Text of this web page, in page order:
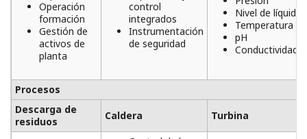
Operación
formación
Gestión de
activos de
planta
control
integrados
Instrumentación
de seguridad
Nivel de líquido
Temperatura
pH
Conductividad
Procesos
Descarga de
residuos
Caldera Turbina